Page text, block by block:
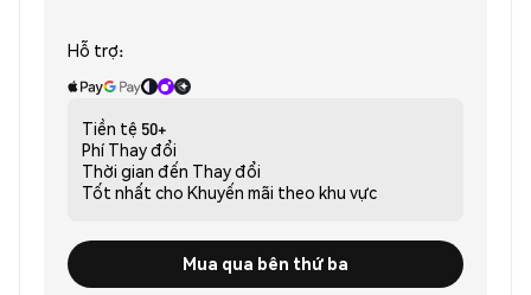
Hỗ trợ:
Tiền tệ 50+
Phí Thay đổi
Thời gian đến Thay đổi
Tốt nhất cho Khuyến mãi theo khu vực
Mua qua bên thứ ba